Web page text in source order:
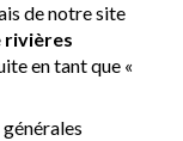
de notre site
rivières
en tant que «